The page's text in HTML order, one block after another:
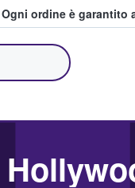
Ogni ordine è garantito
biglietti